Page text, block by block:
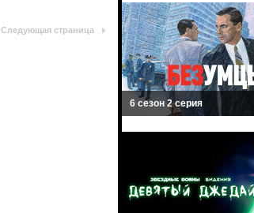
Следующая страница
6 сезон 2 серия